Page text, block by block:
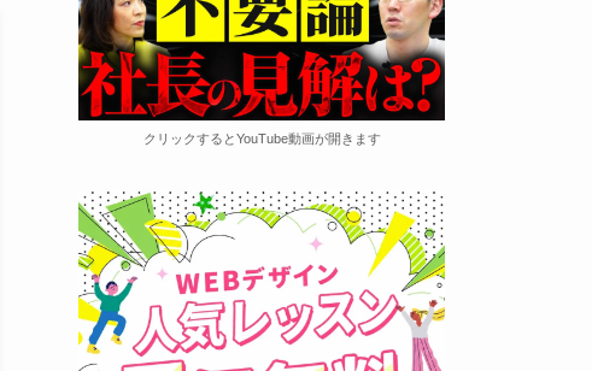
クリックするとYouTube動画が開きます